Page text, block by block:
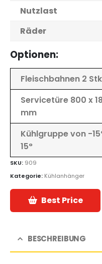
Nutzlast
Räder
Optionen:
Fleischbahnen 2 Stk
Servicetüre 800 x
mm
Kühlgruppe von -
15°
SKU: 909
Kategorie: Kühlanhänger
Best Price
BESCHREIBUNG